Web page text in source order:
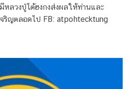
ลวงปู่ไต้ฮงกงส่งผลให้ท่านและ
ริญตลอดไป FB: atpohtecktung